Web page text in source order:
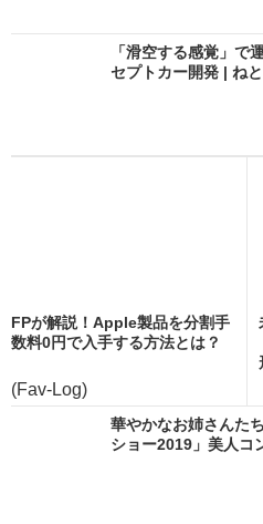
「滑空する感覚」
セプトカー開発 | ね
FPが解説！Apple製品を分割手
数料0円で入手する方法とは？
(Fav-Log)
華やかなお姉さんた
ショー2019」美人コ